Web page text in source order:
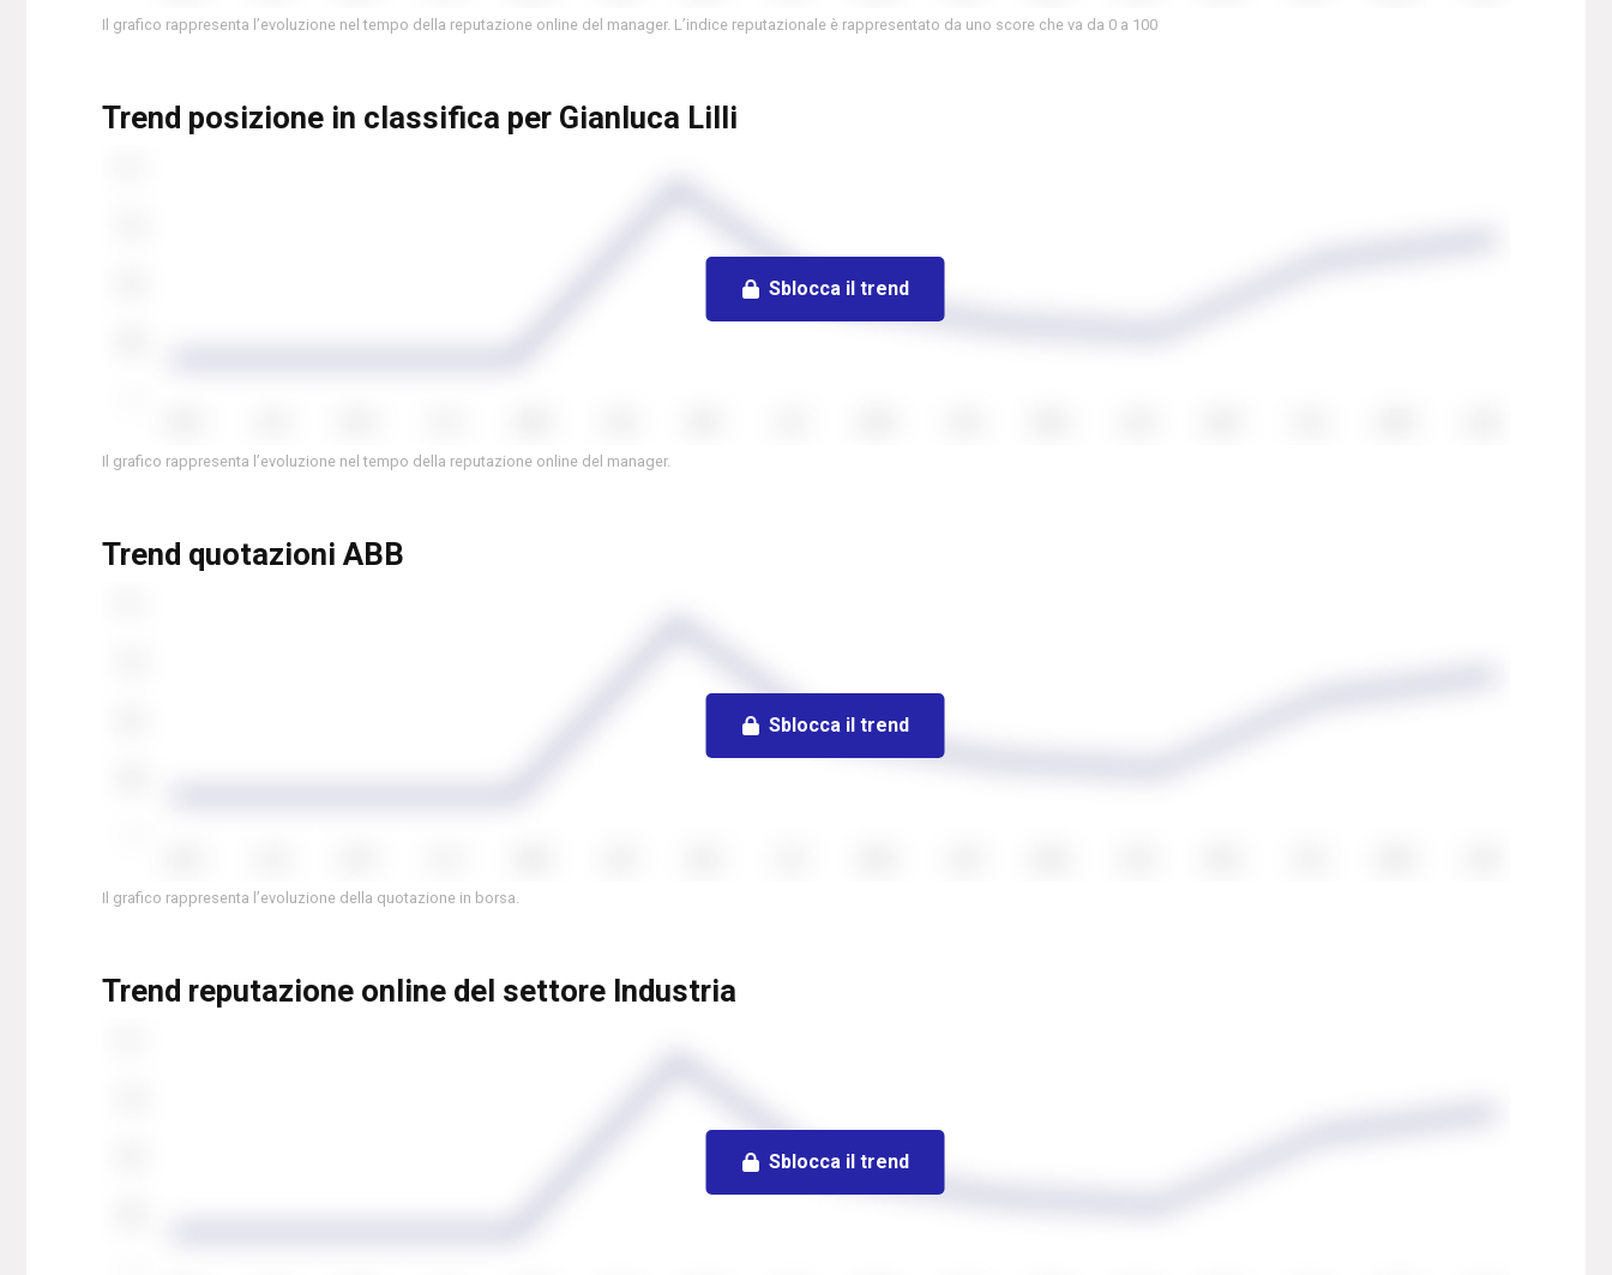
Il grafico rappresenta l’evoluzione nel tempo della reputazione online del manager. L’indice reputazionale è rappresentato da uno score che va da 0 a 100
Trend posizione in classifica per Gianluca Lilli
Sblocca il trend
Il grafico rappresenta l’evoluzione nel tempo della reputazione online del manager.
Trend quotazioni ABB
Sblocca il trend
Il grafico rappresenta l’evoluzione della quotazione in borsa.
Trend reputazione online del settore Industria
Sblocca il trend